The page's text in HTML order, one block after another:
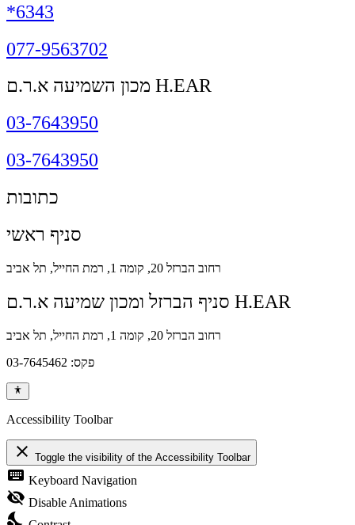
*6343
077-9563702
מכון השמיעה א.ר.ם H.EAR
03-7643950
03-7643950
כתובות
סניף ראשי
רחוב הברזל 20, קומה 1, רמת החייל, תל אביב
סניף הברזל ומכון שמיעה א.ר.ם H.EAR
רחוב הברזל 20, קומה 1, רמת החייל, תל אביב
פקס: 03-7645462
Accessibility Toolbar
close Toggle the visibility of the Accessibility Toolbar
keyboard Keyboard Navigation
visibility_off Disable Animations
nights_stay